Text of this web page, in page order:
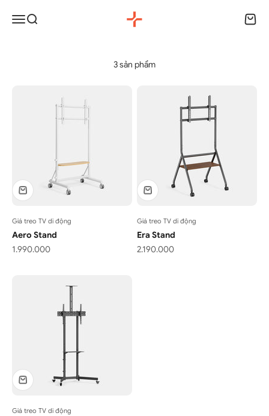
MenuTìm kiếm HyperWork Giỏ
3 sản phẩm
Giá treo TV di động
Aero Stand
Giá bán
1.990.000
Giá treo TV di động
Era Stand
Giá bán
2.190.000
Giá treo TV di động